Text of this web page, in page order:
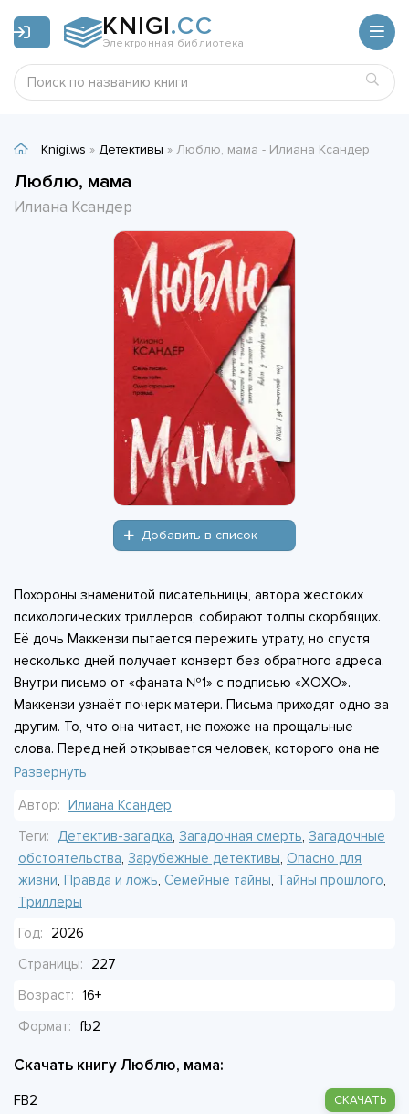
KNIGI.CC
Электронная библиотека
Knigi.ws » Детективы » Люблю, мама - Илиана Ксандер
Люблю, мама
Илиана Ксандер
Добавить в список
Похороны знаменитой писательницы, автора жестоких
психологических триллеров, собирают толпы скорбящих.
Её дочь Маккензи пытается пережить утрату, но спустя
несколько дней получает конверт без обратного адреса.
Внутри письмо от «фаната №1» с подписью «ХОХО».
Маккензи узнаёт почерк матери. Письма приходят одно за
другим. То, что она читает, не похоже на прощальные
слова. Перед ней открывается человек, которого она не
знала: его секреты страшнее выдуманных сюжетов.
теперь этой жизнью интересуется кто-то ещё.
Развернуть
Автор: Илиана Ксандер
Теги: Детектив-загадка, Загадочная смерть, Загадочные
обстоятельства, Зарубежные детективы, Опасно для
жизни, Правда и ложь, Семейные тайны, Тайны прошлого,
Триллеры
Год:
2026
Страницы:
227
Возраст: 16+
Формат:
fb2
Скачать книгу Люблю, мама:
FB2 СКАЧАТЬ